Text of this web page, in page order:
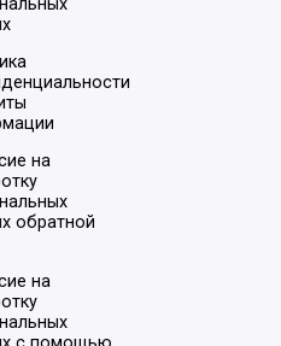
на
обратной
на